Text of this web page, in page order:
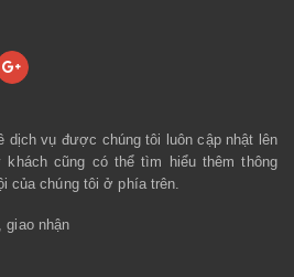
dịch vụ được chúng tôi luôn cập nhật lên
khách cũng có thể tìm hiểu thêm thông
của chúng tôi ở phía trên.
giao nhận